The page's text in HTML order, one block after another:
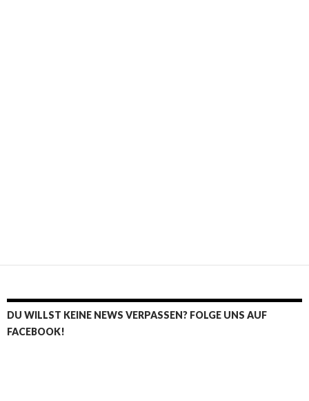
DU WILLST KEINE NEWS VERPASSEN? FOLGE UNS AUF
FACEBOOK!